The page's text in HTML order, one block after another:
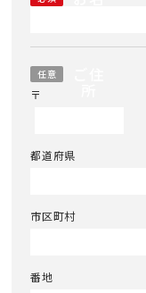
任意
〒
都道府県
市区町村
番地